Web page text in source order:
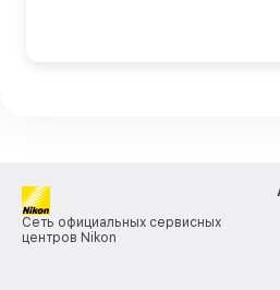
Сеть официальных сервисных
центров Nikon